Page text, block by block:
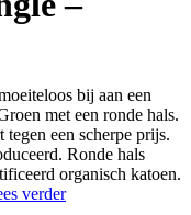
bij aan een
met een ronde hals.
een scherpe prijs.
Ronde hals
organisch katoen.
verderSKOT